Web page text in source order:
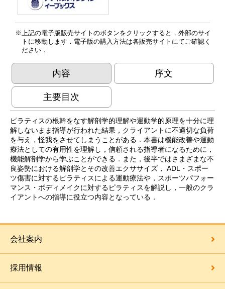
上記の電子版販売サイトのボタンをクリックすると，外部のサイ
トに移動します．電子版の購入方法は各販売サイトにてご確認く
ださい．
内容 序文
主要目次
ピラティスの根幹をなす解剖学的理解や運動学的原理を十分に理
解しないまま指導が行われた結果，クライアントに不適切な負荷
を与え，怪我をさせてしまうことがある．本書は機能改善や運動
療法としての有用性を理解し，信頼される指導者になるために，
機能解剖学から学ぶことができる．また，後半ではさまざまな不
良姿勢における解剖学とその改善エクササイズ， ADL・スポー
ツ傷害に対するピラティスによる運動療法や，スポーツパフォー
マンス・ボディメイクに対するピラティスを解説し，一般のクラ
イアントへの指導に役立つ内容となっている．
会社案内
採用情報